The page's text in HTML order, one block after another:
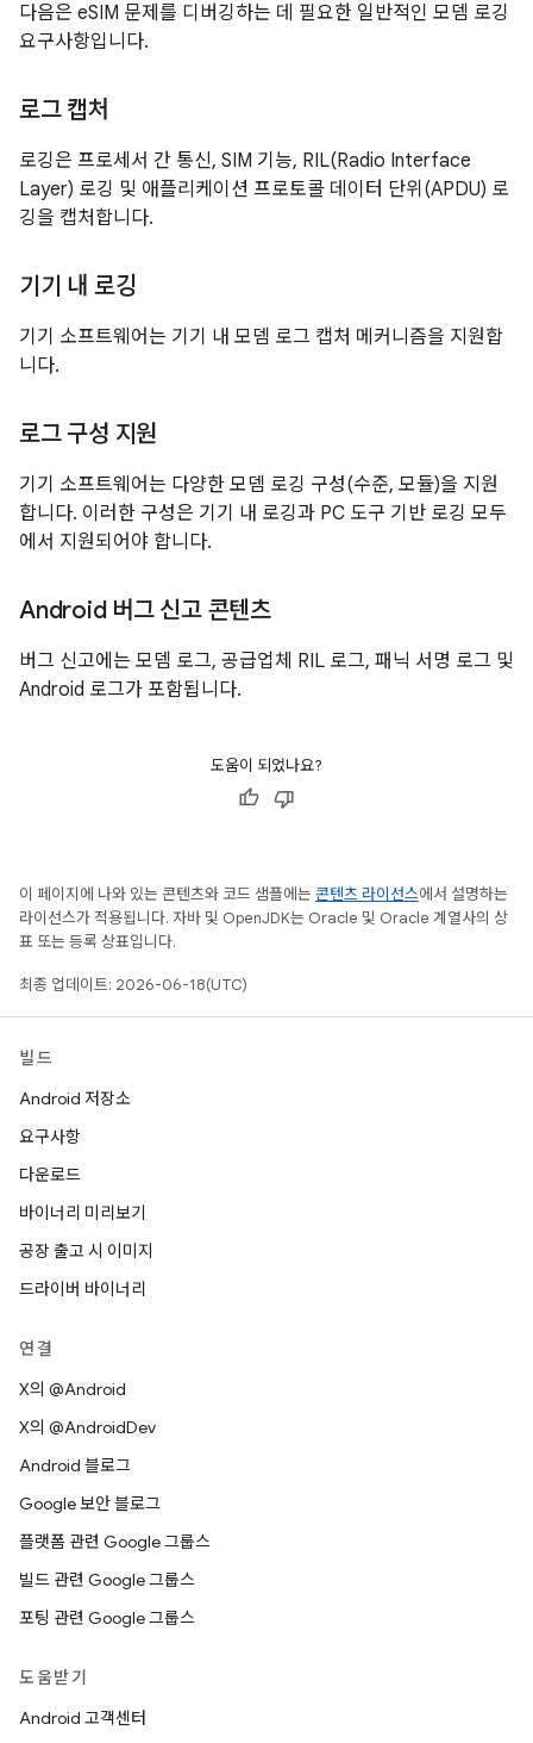
다음은 eSIM 문제를 디버깅하는 데 필요한 일반적인 모뎀 로깅
요구사항입니다.
로그 캡처
로깅은 프로세서 간 통신, SIM 기능, RIL(Radio Interface
Layer) 로깅 및 애플리케이션 프로토콜 데이터 단위(APDU) 로
깅을 캡처합니다.
기기 내 로깅
기기 소프트웨어는 기기 내 모뎀 로그 캡처 메커니즘을 지원합
니다.
로그 구성 지원
기기 소프트웨어는 다양한 모뎀 로깅 구성(수준, 모듈)을 지원
합니다. 이러한 구성은 기기 내 로깅과 PC 도구 기반 로깅 모두
에서 지원되어야 합니다.
Android 버그 신고 콘텐츠
버그 신고에는 모뎀 로그, 공급업체 RIL 로그, 패닉 서명 로그 및
Android 로그가 포함됩니다.
도움이 되었나요?
이 페이지에 나와 있는 콘텐츠와 코드 샘플에는 콘텐츠 라이선스에서 설명하는
라이선스가 적용됩니다. 자바 및 OpenJDK는 Oracle 및 Oracle 계열사의 상
표 또는 등록 상표입니다.
최종 업데이트: 2026-06-18(UTC)
빌드
Android 저장소
요구사항
다운로드
바이너리 미리보기
공장 출고 시 이미지
드라이버 바이너리
연결
X의 @Android
X의 @AndroidDev
Android 블로그
Google 보안 블로그
플랫폼 관련 Google 그룹스
빌드 관련 Google 그룹스
포팅 관련 Google 그룹스
도움받기
Android 고객센터